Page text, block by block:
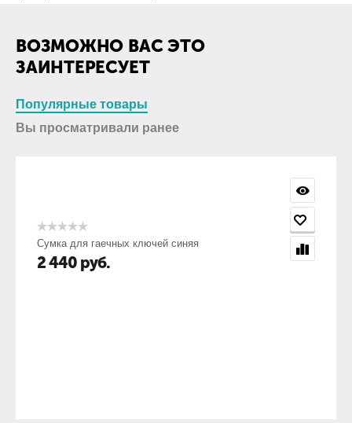
ВОЗМОЖНО ВАС ЭТО
ЗАИНТЕРЕСУЕТ
Популярные товары
Вы просматривали ранее
Сумка для гаечных ключей синяя
2 440 руб.